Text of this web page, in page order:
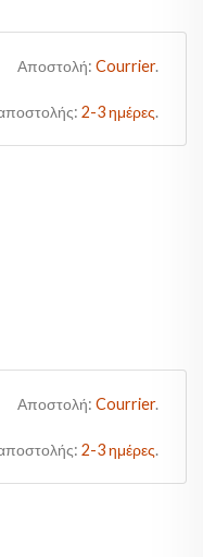
Αποστολή: Courrier.
2-3 ημέρες.
Αποστολή: Courrier.
2-3 ημέρες.